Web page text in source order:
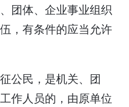
团体、企业事业组织
，有条件的应当允许
公民，是机关、团
作人员的，由原单位